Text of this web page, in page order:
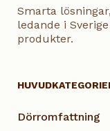
Smarta
ledande i
produkter.
Dörromfattning